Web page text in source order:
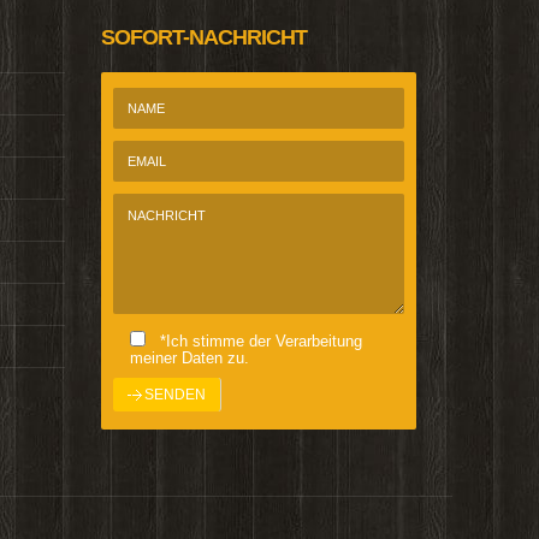
SOFORT-NACHRICHT
*Ich stimme der Verarbeitung
meiner Daten zu.